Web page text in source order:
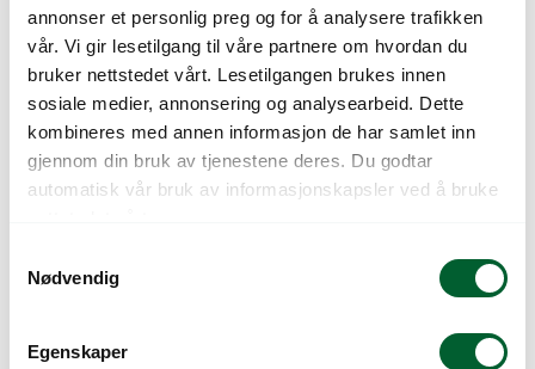
annonser et personlig preg og for å analysere trafikken
vår. Vi gir lesetilgang til våre partnere om hvordan du
bruker nettstedet vårt. Lesetilgangen brukes innen
sosiale medier, annonsering og analysearbeid. Dette
kombineres med annen informasjon de har samlet inn
gjennom din bruk av tjenestene deres. Du godtar
automatisk vår bruk av informasjonskapsler ved å bruke
Nødvendig
Egenskaper